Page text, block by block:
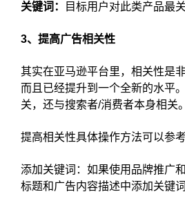
关键词： 目标用户对此类产品最
3、提高广告相关性
其实在亚马逊平台里，相关性是
而且已经提升到一个全新的水平
关，还与搜索者/消费者本身相关。
提高相关性具体操作方法可以参考
添加关键词：如果使用品牌推广
标题和广告内容描述中添加关键词